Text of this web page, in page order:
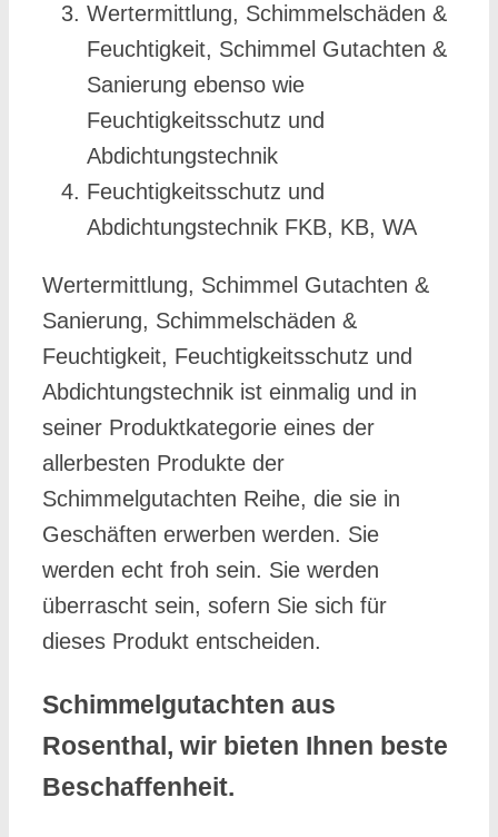
Wertermittlung, Schimmelschäden &
Feuchtigkeit, Schimmel Gutachten &
Sanierung ebenso wie
Feuchtigkeitsschutz und
Abdichtungstechnik
Feuchtigkeitsschutz und
Abdichtungstechnik FKB, KB, WA
Wertermittlung, Schimmel Gutachten &
Sanierung, Schimmelschäden &
Feuchtigkeit, Feuchtigkeitsschutz und
Abdichtungstechnik ist einmalig und in
seiner Produktkategorie eines der
allerbesten Produkte der
Schimmelgutachten Reihe, die sie in
Geschäften erwerben werden. Sie
werden echt froh sein. Sie werden
überrascht sein, sofern Sie sich für
dieses Produkt entscheiden.
Schimmelgutachten aus
Rosenthal, wir bieten Ihnen beste
Beschaffenheit.